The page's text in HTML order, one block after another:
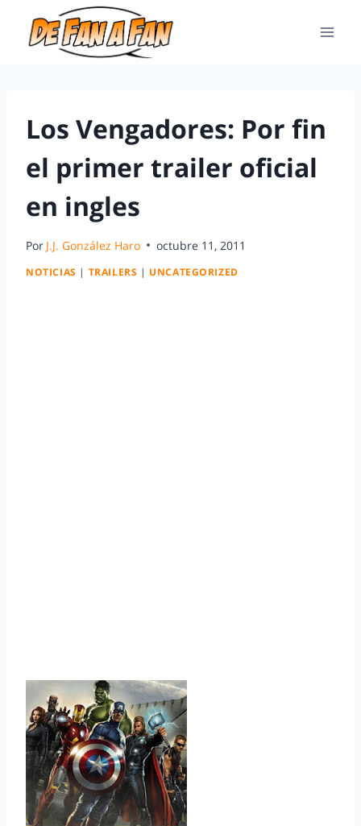
Los Vengadores: Por fin
el primer trailer oficial
en ingles
Por J.J. González Haro octubre 11, 2011
NOTICIAS | TRAILERS | UNCATEGORIZED